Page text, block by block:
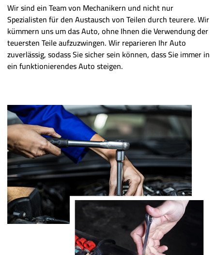
Wir sind ein Team von Mechanikern und nicht nur
Spezialisten für den Austausch von Teilen durch teurere. Wir
kümmern uns um das Auto, ohne Ihnen die Verwendung der
teuersten Teile aufzuzwingen. Wir reparieren Ihr Auto
zuverlässig, sodass Sie sicher sein können, dass Sie immer in
ein funktionierendes Auto steigen.